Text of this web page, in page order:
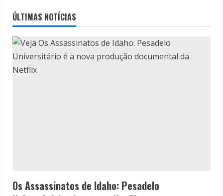
ÚLTIMAS NOTÍCIAS
Os Assassinatos de Idaho: Pesadelo